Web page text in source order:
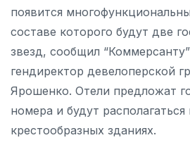
появится
составе которого будут две
звезд, сообщил
гендиректор девелоперской
Ярошенко. Отели предложат
номера и будут располагаться
крестообразных зданиях.